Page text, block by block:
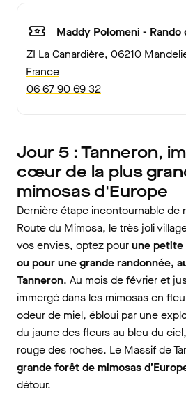
Maddy Polomeni - Rando
ZI La Canardière, 06210
France
06 67 90 69 32
Jour 5 : Tanneron,
cœur de la plus
mimosas d'Europe
Dernière étape incontournable de
Route du Mimosa, le très joli
vos envies, optez pourune petite
ou pour une grande randonnée,
Tanneron. Au mois de février et
immergé dans les mimosas en
odeur de miel, ébloui par une
du jaune des fleurs au bleu du
rouge des roches. Le Massif de
grande forêt de mimosas
détour.